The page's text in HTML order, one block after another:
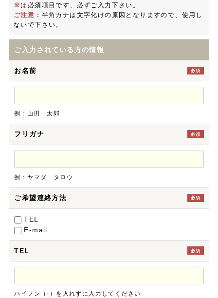
※ は必須項目です、必ずご入力下さい。
ご注意： 半角カナは文字化けの原因となりますので、使用し
ないで下さい。
ご入力されている方の情報
お名前 必須
例：山田 太郎
フリガナ 必須
例：ヤマダ タロウ
ご希望連絡方法 必須
TEL
E-mail
TEL 必須
ハイフン（-）を入れずに入力してください